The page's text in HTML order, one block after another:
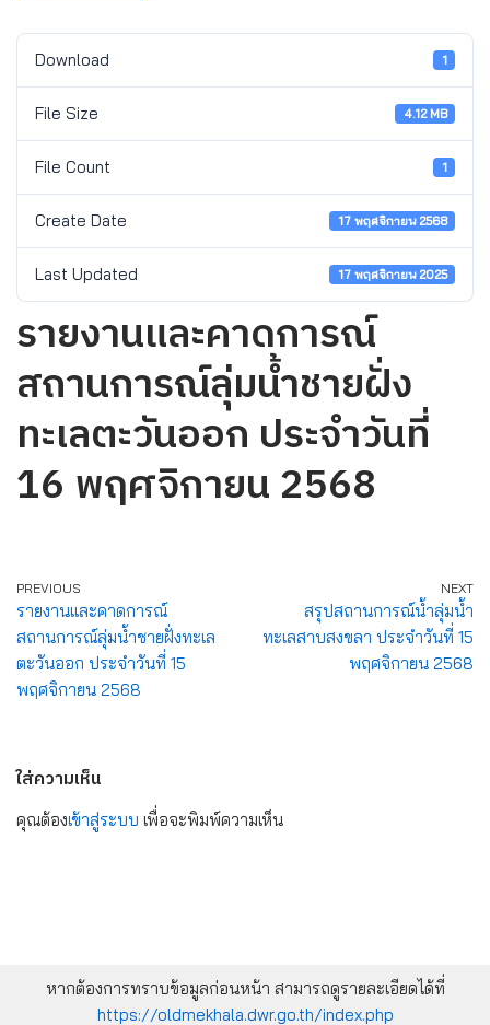
Download 1
File Size 4.12 MB
File Count 1
Create Date 17 พฤศจิกายน 2568
Last Updated 17 พฤศจิกายน 2025
รายงานและคาดการณ์
สถานการณ์ลุ่มน้ำชายฝั่ง
ทะเลตะวันออก ประจำวันที่
16 พฤศจิกายน 2568
PREVIOUS
รายงานและคาดการณ์
สถานการณ์ลุ่มน้ำชายฝั่งทะเล
ตะวันออก ประจำวันที่ 15
พฤศจิกายน 2568
NEXT
สรุปสถานการณ์น้ำลุ่มน้ำ
ทะเลสาบสงขลา ประจำวันที่ 15
พฤศจิกายน 2568
ใส่ความเห็น
คุณต้องเข้าสู่ระบบ เพื่อจะพิมพ์ความเห็น
หากต้องการทราบข้อมูลก่อนหน้า สามารถดูรายละเอียดได้ที่
https://oldmekhala.dwr.go.th/index.php